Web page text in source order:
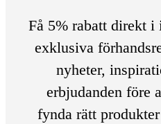
Få 5% rabatt direkt i
exklusiva
nyheter,
erbjudanden före
fynda rätt